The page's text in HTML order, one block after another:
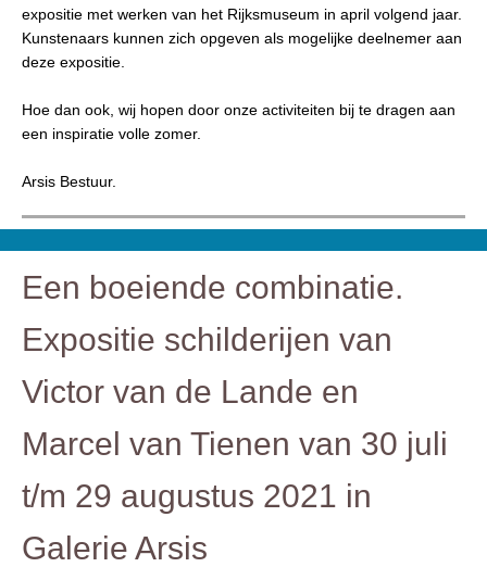
expositie met werken van het Rijksmuseum in april volgend jaar.
Kunstenaars kunnen zich opgeven als mogelijke deelnemer aan
deze expositie.
Hoe dan ook, wij hopen door onze activiteiten bij te dragen aan
een inspiratie volle zomer.
Arsis Bestuur.
Een boeiende combinatie.
Expositie schilderijen van
Victor van de Lande en
Marcel van Tienen van 30 juli
t/m 29 augustus 2021 in
Galerie Arsis